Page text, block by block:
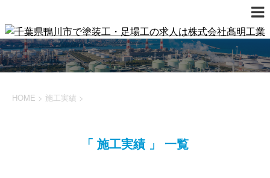
HOME > 施工実績 >
「 施工実績 」 一覧